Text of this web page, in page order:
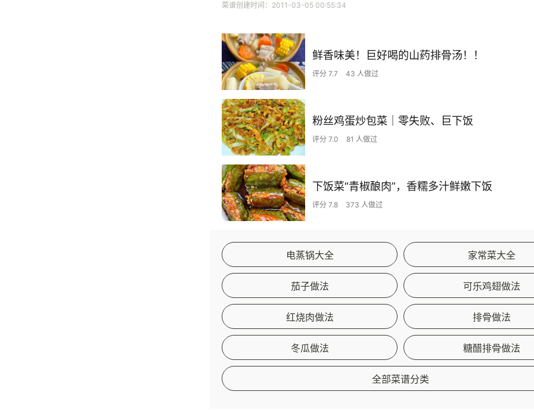
菜谱创建时间：2011-03-05 00:55:34
鲜香味美！巨好喝的山药排骨汤！！
评分 7.7 43 人做过
粉丝鸡蛋炒包菜｜零失败、巨下饭
评分 7.0 81 人做过
下饭菜“青椒酿肉”，香糯多汁鲜嫩下饭
评分 7.8 373 人做过
电蒸锅大全 家常菜大全
茄子做法 可乐鸡翅做法
红烧肉做法 排骨做法
冬瓜做法 糖醋排骨做法
全部菜谱分类